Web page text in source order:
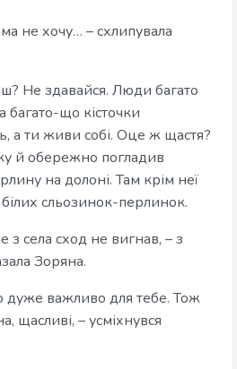
не хочу… – схлипувала
Не здавайся. Люди багато
багато-що кісточки
а ти живи собі. Оце ж щастя?
й обережно погладив
на долоні. Там крім неї
сльозинок-перлинок.
з села сход не вигнав, – з
Зоряна.
дуже важливо для тебе. Тож
щасливі, – усміхнувся